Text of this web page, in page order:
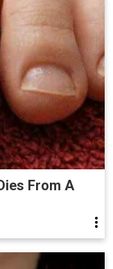
From A